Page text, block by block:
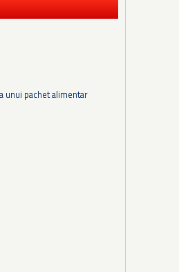
unui pachet alimentar